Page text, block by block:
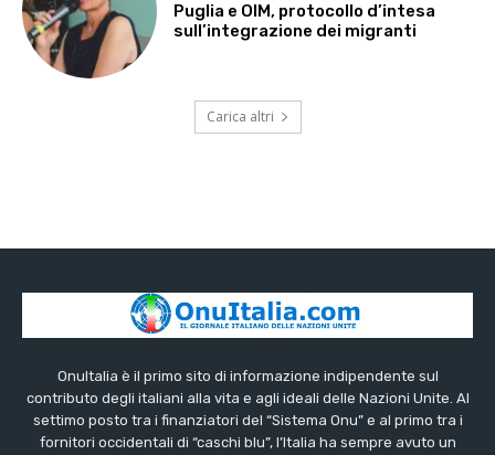
Puglia e OIM, protocollo d’intesa
sull’integrazione dei migranti
Carica altri
OnuItalia è il primo sito di informazione indipendente sul
contributo degli italiani alla vita e agli ideali delle Nazioni Unite. Al
settimo posto tra i finanziatori del “Sistema Onu” e al primo tra i
fornitori occidentali di “caschi blu”, l’Italia ha sempre avuto un